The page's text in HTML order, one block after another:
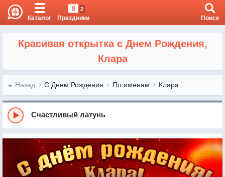
Каталог
8 2
Праздники Поиск
Красивая открытка с Днем Рождения,
Клара
Назад С Днем Рождения По именам Клара
Счастливый латунь